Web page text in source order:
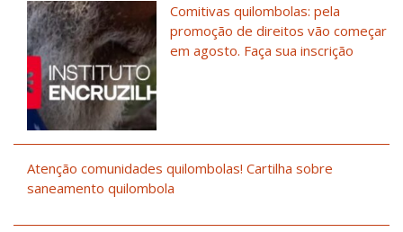
Comitivas quilombolas: pela
promoção de direitos vão começar
em agosto. Faça sua inscrição
Atenção comunidades quilombolas! Cartilha sobre
saneamento quilombola